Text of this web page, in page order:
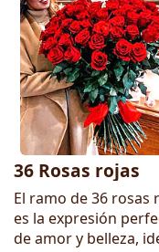
36 Rosas rojas
El ramo de 36 rosas
es la expresión
de amor y belleza,